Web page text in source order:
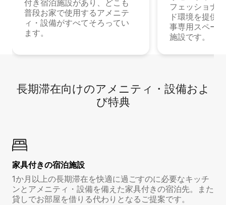
付き宿泊施設があり、どこも
普段お家で使用するアメニテ
ィ・設備がすべてそろってい
ます。
フェッショナ
ド環境を提供
事専用スペー
施設です。
長期滞在向け⁠のア⁠メ⁠ニ⁠テ⁠ィ⁠・設⁠備⁠およ
び特⁠典
家具付き⁠の宿⁠泊⁠施⁠設
1か月以上の長期滞在を快適に過ごすのに必要なキッチ
ンとアメニティ・設備を備えた家具付きの宿泊先。また
貸しでお部屋を借りる代わりとなるご提案です。